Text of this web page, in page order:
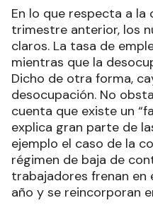
En lo que respecta a la
trimestre anterior, los
claros. La tasa de
mientras que la
Dicho de otra forma,
desocupación. No
cuenta que existe un
explica gran parte de
ejemplo el caso de la
régimen de baja de
trabajadores frenan
año y se reincorporan